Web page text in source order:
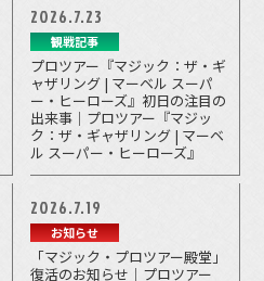
2026.7.23
観戦記事
プロツアー『マジック：ザ・ギ
ャザリング | マーベル スーパ
ー・ヒーローズ』初日の注目の
出来事｜プロツアー『マジッ
ク：ザ・ギャザリング | マーベ
ル スーパー・ヒーローズ』
2026.7.19
お知らせ
「マジック・プロツアー殿堂」
復活のお知らせ｜プロツアー